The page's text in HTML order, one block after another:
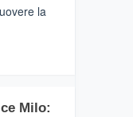
la
Milo: